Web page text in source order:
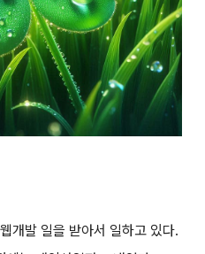
개발 일을 받아서 일하고 있다.